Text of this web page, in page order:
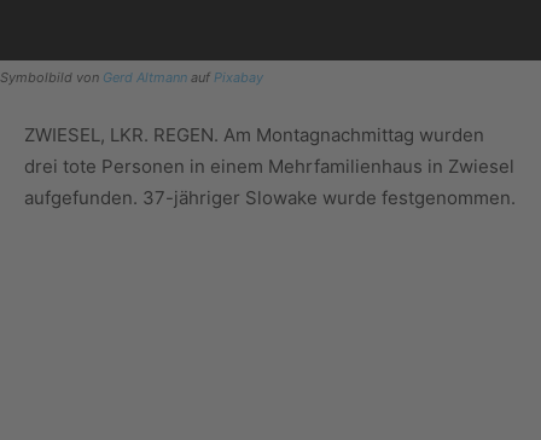
Symbolbild von Gerd Altmann auf Pixabay
ZWIESEL, LKR. REGEN. Am Montagnachmittag wurden
drei tote Personen in einem Mehrfamilienhaus in Zwiesel
aufgefunden. 37-jähriger Slowake wurde festgenommen.